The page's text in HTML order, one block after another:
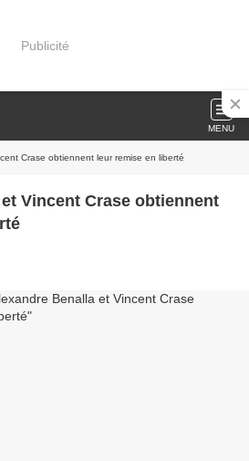
Publicité
MENU
Crase obtiennent leur remise en liberté
Vincent Crase obtiennent